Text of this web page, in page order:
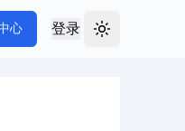
心 登录 Toggle theme